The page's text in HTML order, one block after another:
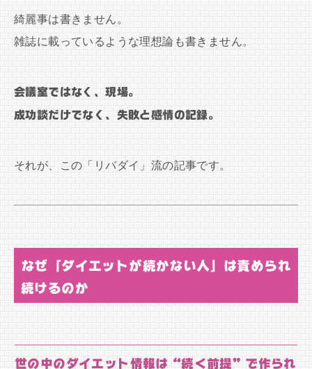
綺麗事は書きません。
雑誌に載っているような理想論も書きません。
会議室ではなく、現場。
成功談だけでなく、失敗と感情の記録。
それが、この「リバダイ」流の記事です。
なぜ「ダイエットが続かない人」は責められ
続けるのか
世の中のダイエット情報は“続く前提”で作られ